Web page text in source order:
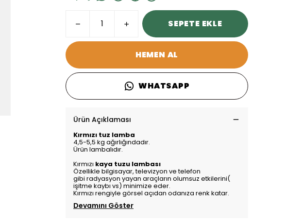
SEPETE EKLE
HEMEN AL
WHATSAPP
Ürün Açıklaması
Kırmızı tuz lamba
4,5-5,5 kg ağırlığındadır.
Ürün lambalıdır.
Kırmızı kaya tuzu lambası
Özellikle bilgisayar, televizyon ve telefon
gibi radyasyon yayan araçların olumsuz etkilerini(
işitme kaybı vs) minimize eder.
Kırmızı rengiyle görsel açıdan odanıza renk katar.
Devamını Göster